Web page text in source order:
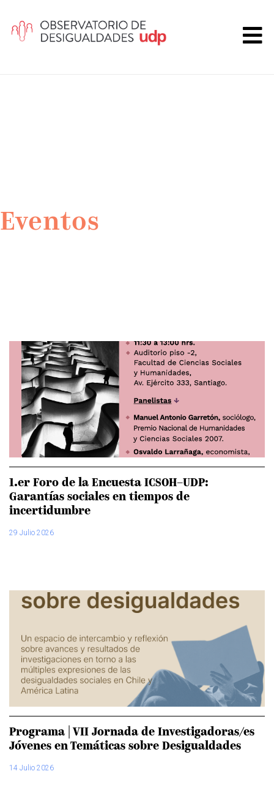
Eventos
1.er Foro de la Encuesta ICSOH–UDP:
Garantías sociales en tiempos de
incertidumbre
29 Julio 2026
Programa | VII Jornada de Investigadoras/es
Jóvenes en Temáticas sobre Desigualdades
14 Julio 2026